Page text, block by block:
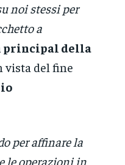
noi stessi per
a
principal della
vista del fine
per affinare la
le operazioni in